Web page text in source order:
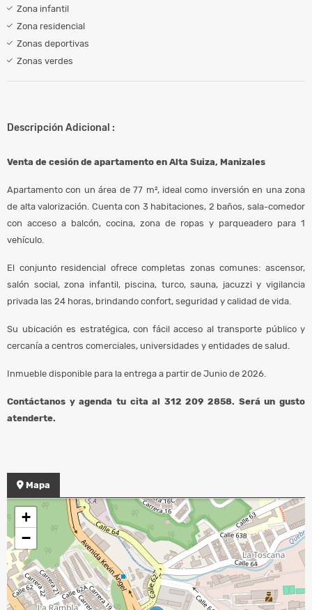
Zona infantil
Zona residencial
Zonas deportivas
Zonas verdes
Descripción Adicional :
Venta de cesión de apartamento en Alta Suiza, Manizales
Apartamento con un área de 77 m², ideal como inversión en una zona
de alta valorización. Cuenta con 3 habitaciones, 2 baños, sala-comedor
con acceso a balcón, cocina, zona de ropas y parqueadero para 1
vehículo.
El conjunto residencial ofrece completas zonas comunes: ascensor,
salón social, zona infantil, piscina, turco, sauna, jacuzzi y vigilancia
privada las 24 horas, brindando confort, seguridad y calidad de vida.
Su ubicación es estratégica, con fácil acceso al transporte público y
cercanía a centros comerciales, universidades y entidades de salud.
Inmueble disponible para la entrega a partir de Junio de 2026.
Contáctanos y agenda tu cita al 312 209 2858. Será un gusto
atenderte.
Mapa
+
−